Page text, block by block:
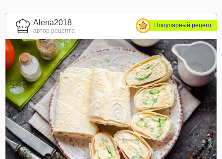
Alena2018
автор рецепта
Популярный рецепт